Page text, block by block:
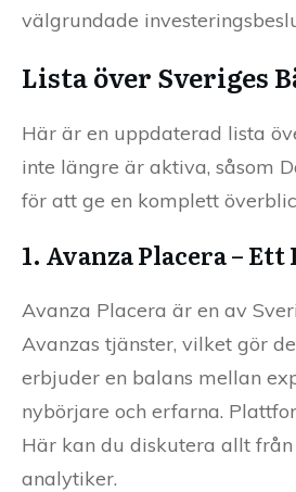
välgrundade
Lista över Sveriges
Här är en uppdaterad lista
inte längre är aktiva, såsom
för att ge en komplett
1. Avanza Placera –
Avanza Placera är en av
Avanzas tjänster, vilket gör
erbjuder en balans mellan
nybörjare och erfarna.
Här kan du diskutera allt
analytiker.